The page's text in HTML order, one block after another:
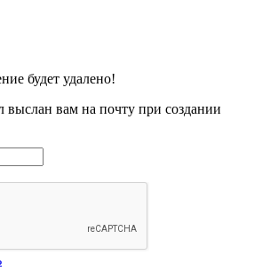
будет удалено!
выслан вам на почту при создании